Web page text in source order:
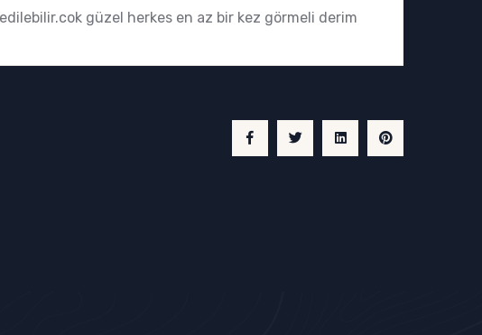
güzel herkes en az bir kez görmeli derim